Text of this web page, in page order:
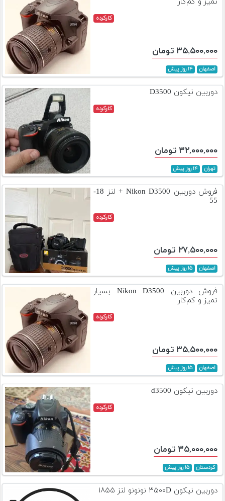
کارکرده
۳۵,۵۰۰,۰۰۰ تومان
اصفهان ۱۴ روز پیش
دوربین نیکون D3500
کارکرده
۳۲,۰۰۰,۰۰۰ تومان
تهران ۱۴ روز پیش
فروش دوربین Nikon D3500 + لنز 18-
55
کارکرده
۲۷,۵۰۰,۰۰۰ تومان
اصفهان ۱۵ روز پیش
فروش دوربین Nikon D3500 بسیار
تمیز و کم‌کار
کارکرده
۳۵,۵۰۰,۰۰۰ تومان
اصفهان ۱۵ روز پیش
دوربین نیکون d3500
کارکرده
۳۵,۰۰۰,۰۰۰ تومان
کردستان ۱۵ روز پیش
دوربین نیکون ۳۵۰۰D نونونو لنز ۱۸۵۵